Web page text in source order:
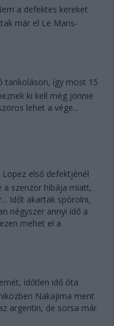
a defektes kereket
már el Le Mans-
tankoláson, így most 15
ki kell még jönnie
lehet a vége...
első defektjénél
a szenzor hibája miatt,
Időt akartak spórolni,
négyszer annyi idő a
mehet el a
időtlen idő óta
Nakajima ment
argentin, de sorsa már